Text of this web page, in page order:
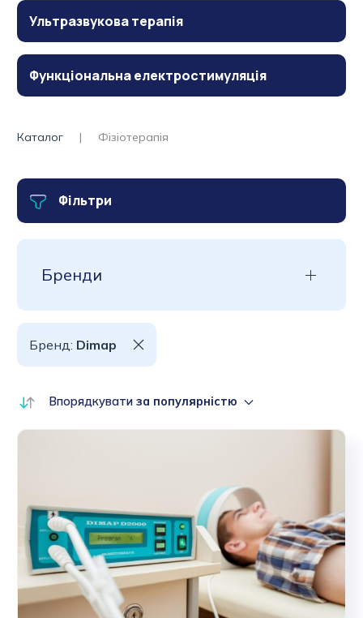
Ультразвукова терапія
Функціональна електростимуляція
Каталог Фізіотерапія
Фільтри
Бренди
Бренд: Dimap
Впорядкувати за популярністю